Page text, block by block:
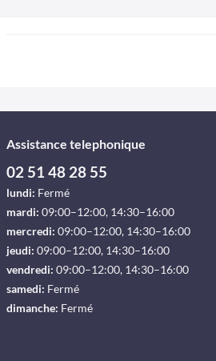
Assistance telephonique
02 51 48 28 55
lundi: Fermé
mardi: 09:00–12:00, 14:30–16:00
mercredi: 09:00–12:00, 14:30–16:00
jeudi: 09:00–12:00, 14:30–16:00
vendredi: 09:00–12:00, 14:30–16:00
samedi: Fermé
dimanche: Fermé